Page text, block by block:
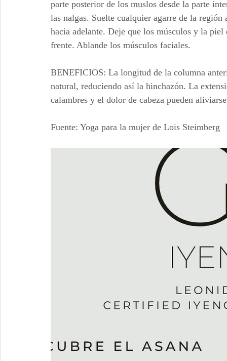
parte posterior de los muslos desde la parte
las nalgas. Suelte cualquier agarre de la
hacia adelante. Deje que los músculos y la
frente. Ablande los músculos faciales.
BENEFICIOS: La longitud de la columna
natural, reduciendo así la hinchazón. La
calambres y el dolor de cabeza pueden
Fuente: Yoga para la mujer de Lois Steimberg